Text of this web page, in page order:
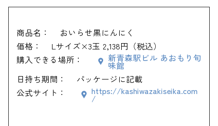
商品名：
おいらせ黒にんにく
価格：
Lサイズ×3玉 2,138円（税込）
購入できる場所：
新青森駅ビル あおもり旬
味館
日持ち期間：
パッケージに記載
公式サイト：
https://kashiwazakiseika.com
/